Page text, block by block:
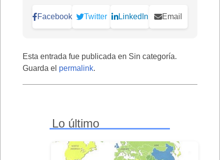
Facebook Twitter LinkedIn Email
Esta entrada fue publicada en Sin categoría.
Guarda el permalink.
Lo último